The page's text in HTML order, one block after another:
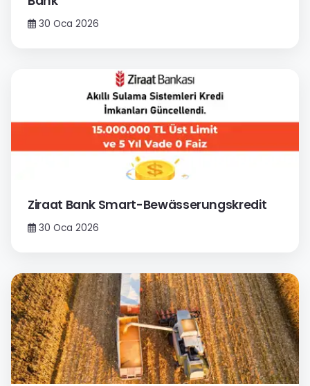
30 Oca 2026
Ziraat Bank Smart-Bewässerungskredit
30 Oca 2026